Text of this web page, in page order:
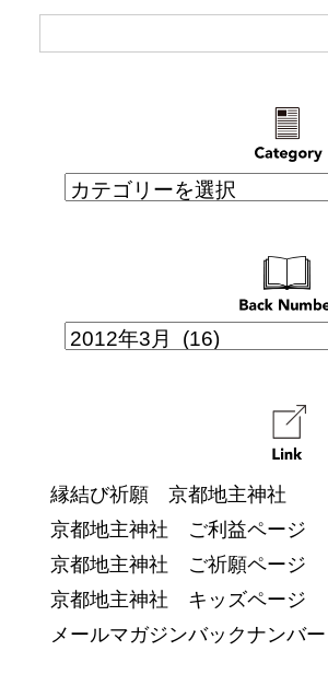
縁結び祈願 京都地主神社
京都地主神社 ご利益ページ
京都地主神社 ご祈願ページ
京都地主神社 キッズページ
メールマガジンバックナンバー